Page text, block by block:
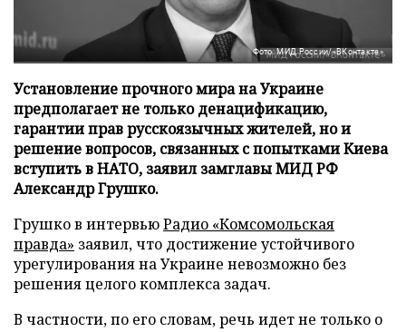
Фото: МИД России/«ВКонтакте»
Установление прочного мира на Украине
предполагает не только денацификацию,
гарантии прав русскоязычных жителей, но и
решение вопросов, связанных с попытками Киева
вступить в НАТО, заявил замглавы МИД РФ
Александр Грушко.
Грушко в интервьюРадио «Комсомольская
правда» заявил, что достижение устойчивого
урегулирования на Украине невозможно без
решения целого комплекса задач.
В частности, по его словам, речь идет не только о